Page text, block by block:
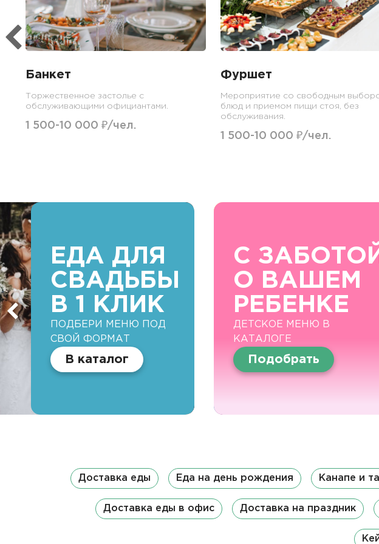
Банкет
Торжественное застолье с
обслуживающими официантами.
1 500-10 000 ₽/чел.
Фуршет
Мероприятие со свободным
блюд и приемом пищи стоя, без
обслуживания.
1 500-10 000 ₽/чел.
ЕДА ДЛЯ
СВАДЬБЫ
В 1 КЛИК
ПОДБЕРИ МЕНЮ ПОД
СВОЙ ФОРМАТ
В каталог
С ЗАБОТОЙ
О ВАШЕМ
РЕБЕНКЕ
ДЕТСКОЕ МЕНЮ В
КАТАЛОГЕ
Подобрать
Доставка еды Еда на день рождения Канапе и
Доставка еды в офис Доставка на праздник